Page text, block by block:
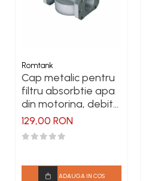
Romtank
Cap metalic pentru
filtru absorbtie apa
din motorina, debit
70 l/min
129,00 RON
ADAUGA IN COS